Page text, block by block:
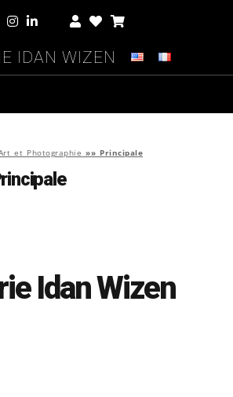
Idan Wizen
et Photographie »» Principale
Idan Wizen